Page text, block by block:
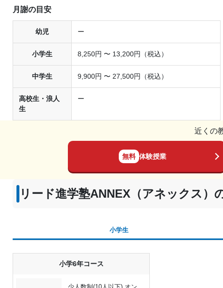
月謝の目安
幼児 ー
小学生 8,250円 〜 13,200円（税込）
中学生 9,900円 〜 27,500円（税込）
高校生・浪人
生
ー
近くの
無料 体験授業
リード進学塾ANNEX（アネックス）
小学生
小学6年コース